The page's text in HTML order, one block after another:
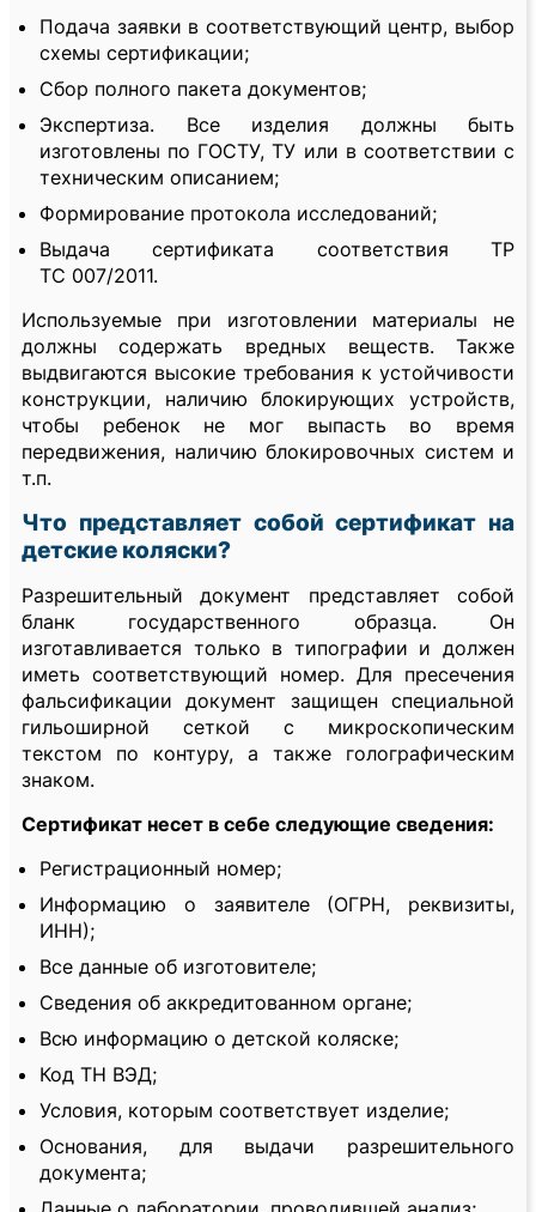
Подача заявки в соответствующий центр, выбор
схемы сертификации;
Сбор полного пакета документов;
Экспертиза. Все изделия должны быть
изготовлены по ГОСТУ, ТУ или в соответствии с
техническим описанием;
Формирование протокола исследований;
Выдача сертификата соответствия ТР
ТС 007/2011.
Используемые при изготовлении материалы не
должны содержать вредных веществ. Также
выдвигаются высокие требования к устойчивости
конструкции, наличию блокирующих устройств,
чтобы ребенок не мог выпасть во время
передвижения, наличию блокировочных систем и
т.п.
Что представляет собой сертификат на
детские коляски?
Разрешительный документ представляет собой
бланк государственного образца. Он
изготавливается только в типографии и должен
иметь соответствующий номер. Для пресечения
фальсификации документ защищен специальной
гильоширной сеткой с микроскопическим
текстом по контуру, а также голографическим
знаком.
Сертификат несет в себе следующие сведения:
Регистрационный номер;
Информацию о заявителе (ОГРН, реквизиты,
ИНН);
Все данные об изготовителе;
Сведения об аккредитованном органе;
Всю информацию о детской коляске;
Код ТН ВЭД;
Условия, которым соответствует изделие;
Основания, для выдачи разрешительного
документа;